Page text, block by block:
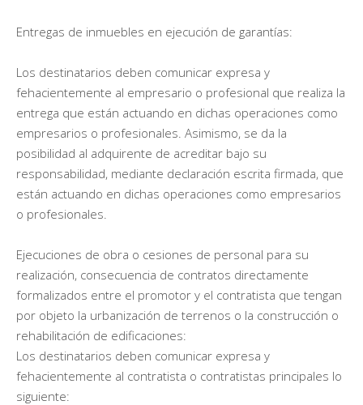
Entregas de inmuebles en ejecución de garantías:
Los destinatarios deben comunicar expresa y
fehacientemente al empresario o profesional que realiza la
entrega que están actuando en dichas operaciones como
empresarios o profesionales. Asimismo, se da la
posibilidad al adquirente de acreditar bajo su
responsabilidad, mediante declaración escrita firmada, que
están actuando en dichas operaciones como empresarios
o profesionales.
Ejecuciones de obra o cesiones de personal para su
realización, consecuencia de contratos directamente
formalizados entre el promotor y el contratista que tengan
por objeto la urbanización de terrenos o la construcción o
rehabilitación de edificaciones:
Los destinatarios deben comunicar expresa y
fehacientemente al contratista o contratistas principales lo
siguiente: